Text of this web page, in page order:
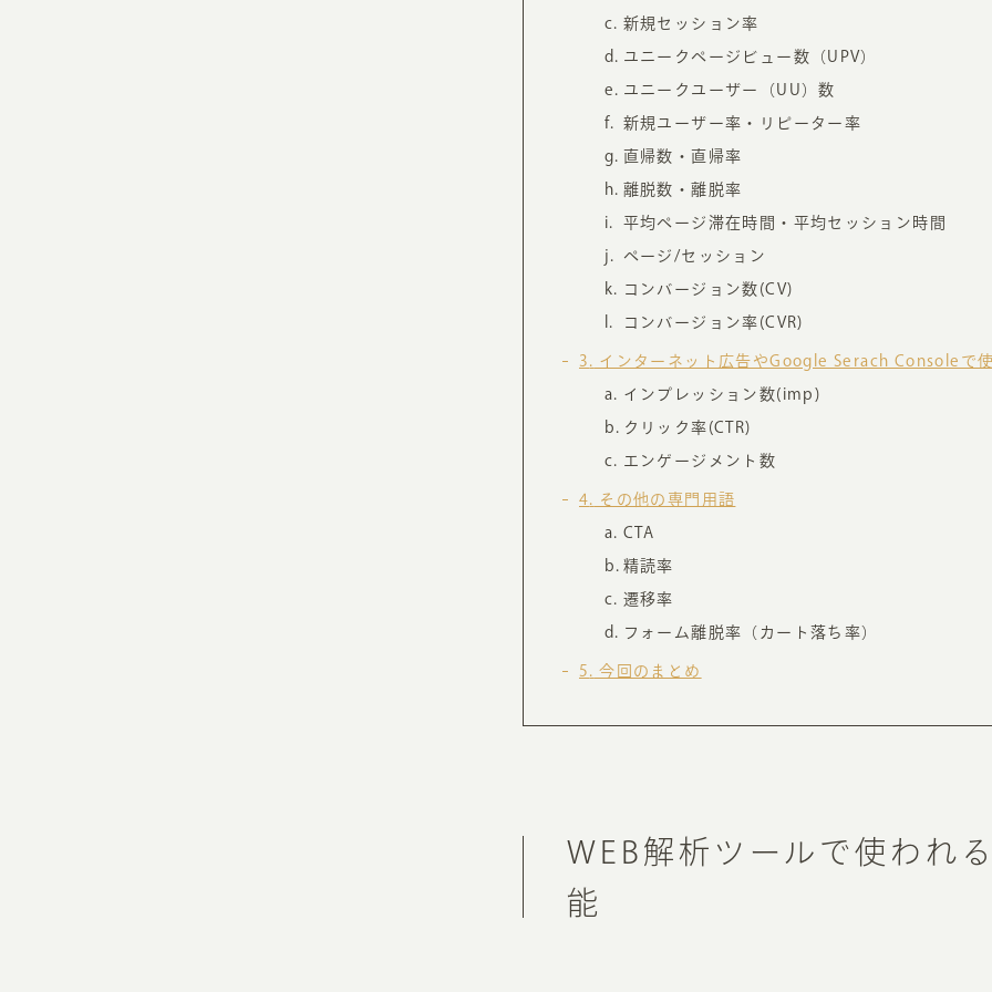
新規セッション率
ユニークページビュー数（UPV）
ユニークユーザー（UU）数
新規ユーザー率・リピーター率
直帰数・直帰率
離脱数・離脱率
平均ページ滞在時間・平均セッション時間
ページ/セッション
コンバージョン数(CV)
コンバージョン率(CVR)
3 インターネット広告やGoogle Serach Consoleで
インプレッション数(imp)
クリック率(CTR)
エンゲージメント数
4 その他の専門用語
CTA
精読率
遷移率
フォーム離脱率（カート落ち率）
5 今回のまとめ
WEB解析ツールで使われ
能